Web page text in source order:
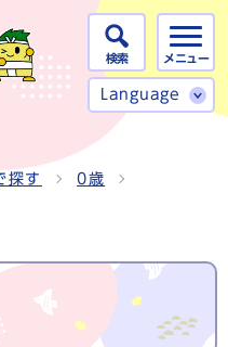
検索 メニュー
Language
探す 0歳